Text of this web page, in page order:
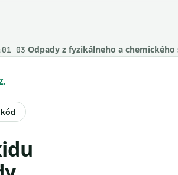
›01 03 Odpady z fyzikálneho a